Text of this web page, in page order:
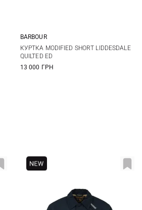
36 38 40 42
44
BARBOUR
КУРТКА MODIFIED SHORT LIDDESDALE
QUILTED ED
13 000 ГРН